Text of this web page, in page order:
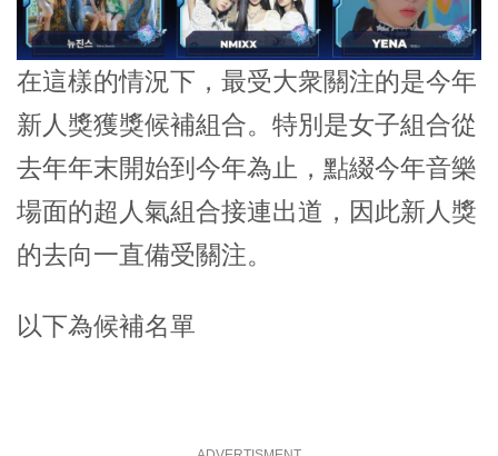
在這樣的情況下，最受大衆關注的是今年
新人獎獲獎候補組合。特別是女子組合從
去年年末開始到今年為止，點綴今年音樂
場面的超人氣組合接連出道，因此新人獎
的去向一直備受關注。
以下為候補名單